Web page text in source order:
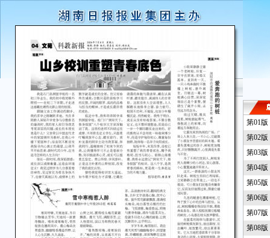
第01
第02
第03
第04
第05
第06
第07
第08